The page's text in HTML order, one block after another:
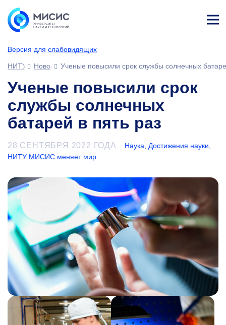
Версия для слабовидящих
ине
НИТУ МИСИС
НовостиУченые повысили срок службы солнечных
Ученые повысили срок
службы солнечных
батарей в пять раз
28 СЕНТЯБРЯ 2022 ГОДА Наука Достижения науки
НИТУ МИСИС меняет мир